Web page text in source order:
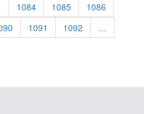
1084 1085
1086
1091 1092
…